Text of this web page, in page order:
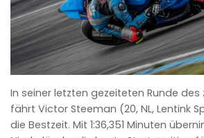
In seiner letzten gezeiteten Runde
fährt Victor Steeman (20, NL, Lentink
die Bestzeit. Mit 1:36,351 Minuten